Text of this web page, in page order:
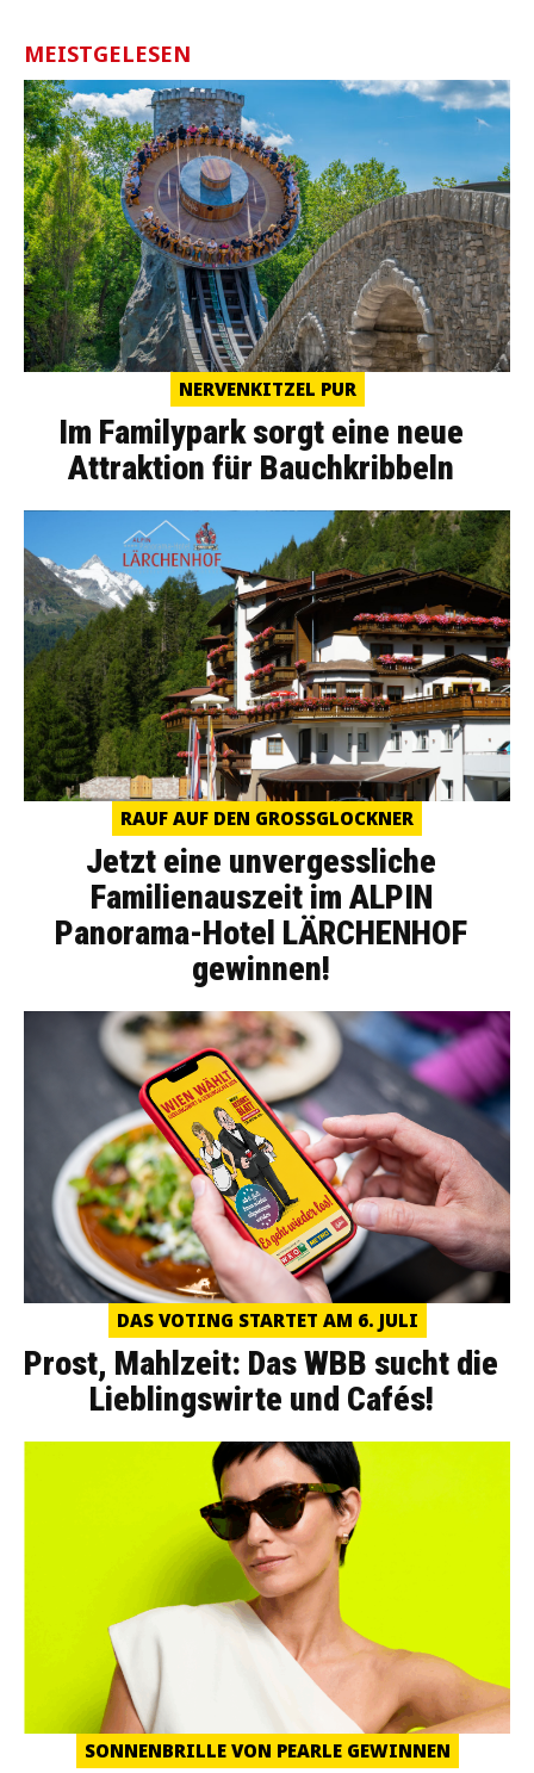
MEISTGELESEN
NERVENKITZEL PUR
Im Familypark sorgt eine neue
Attraktion für Bauchkribbeln
RAUF AUF DEN GROSSGLOCKNER
Jetzt eine unvergessliche
Familienauszeit im ALPIN
Panorama-Hotel LÄRCHENHOF
gewinnen!
DAS VOTING STARTET AM 6. JULI
Prost, Mahlzeit: Das WBB sucht die
Lieblingswirte und Cafés!
SONNENBRILLE VON PEARLE GEWINNEN